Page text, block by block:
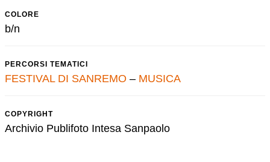
COLORE
b/n
PERCORSI TEMATICI
FESTIVAL DI SANREMO – MUSICA
COPYRIGHT
Archivio Publifoto Intesa Sanpaolo